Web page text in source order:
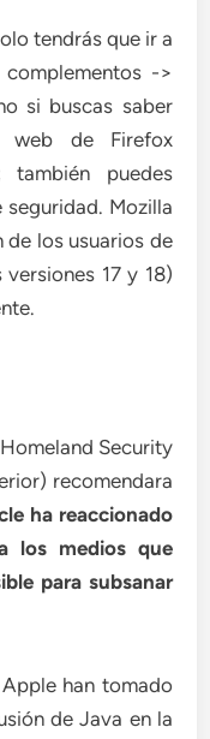
tendrás que ir a
->
si buscas saber
de Firefox
también puedes
Mozilla
los usuarios de
versiones 17 y 18)
Security
recomendara
ha reaccionado
los medios que
para subsanar
han tomado
de Java en la